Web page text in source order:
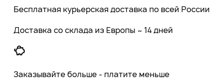
Бесплатная курьерская доставка по всей России
Доставка со склада из Европы ~ 14 дней
Заказывайте больше - платите меньше